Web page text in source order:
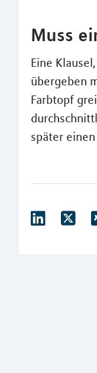
Muss
Eine
übergeben
Farbtopf
später